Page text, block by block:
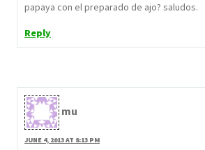
papaya con el preparado de ajo? saludos.
Reply
mu
JUNE 4, 2013 AT 8:13 PM